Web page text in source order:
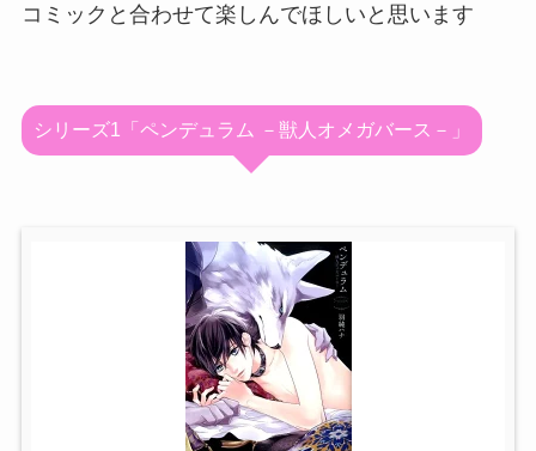
コミックと合わせて楽しんでほしいと思います
シリーズ1「ペンデュラム －獣人オメガバース－」